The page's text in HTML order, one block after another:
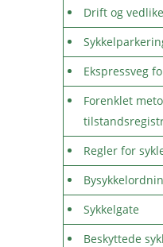
Drift og
Ekspressveg
Forenklet
Regler for
Sykkelgate
Beskyttede